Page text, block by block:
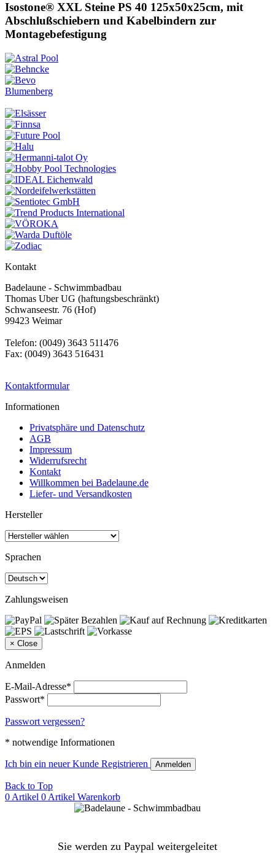
Isostone® XXL Steine PS 40 125x50x25cm, mit
Abschlußschiebern und Kabelbindern zur
Montagebefestigung
Blumenberg
Kontakt
Badelaune - Schwimmbadbau
Thomas Uber UG (haftungsbeschränkt)
Schwanseestr. 76 (Hof)
99423 Weimar
Telefon: (0049) 3643 511476
Fax: (0049) 3643 516431
Kontaktformular
Informationen
Privatsphäre und Datenschutz
AGB
Impressum
Widerrufsrecht
Kontakt
Willkommen bei Badelaune.de
Liefer- und Versandkosten
Hersteller
Sprachen
Zahlungsweisen
× Close
Anmelden
E-Mail-Adresse*
Passwort*
Passwort vergessen?
* notwendige Informationen
Ich bin ein neuer Kunde Registrieren Anmelden
Back to Top
0 Artikel 0 Artikel Warenkorb
Sie werden zu Paypal weitergeleitet